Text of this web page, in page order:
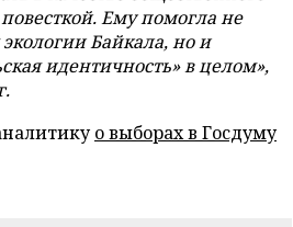
Ему помогла не
Байкала, но и
идентичность» в целом»,
о выборах в Госдуму